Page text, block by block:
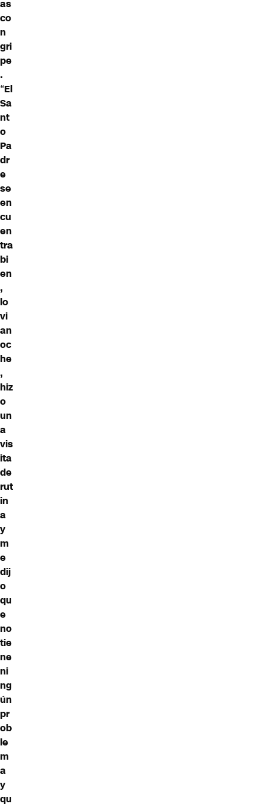
as
co
n
gri
pe
.
“El
Sa
nt
o
Pa
dr
e
se
en
cu
en
tra
bi
en
,
lo
vi
an
oc
he
,
hiz
o
un
a
vis
ita
de
rut
in
a
y
m
e
dij
o
qu
e
no
tie
ne
ni
ng
ún
pr
ob
le
m
a
y
qu